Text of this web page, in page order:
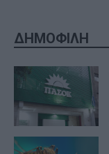
ΔΗΜΟΦΙΛΗ